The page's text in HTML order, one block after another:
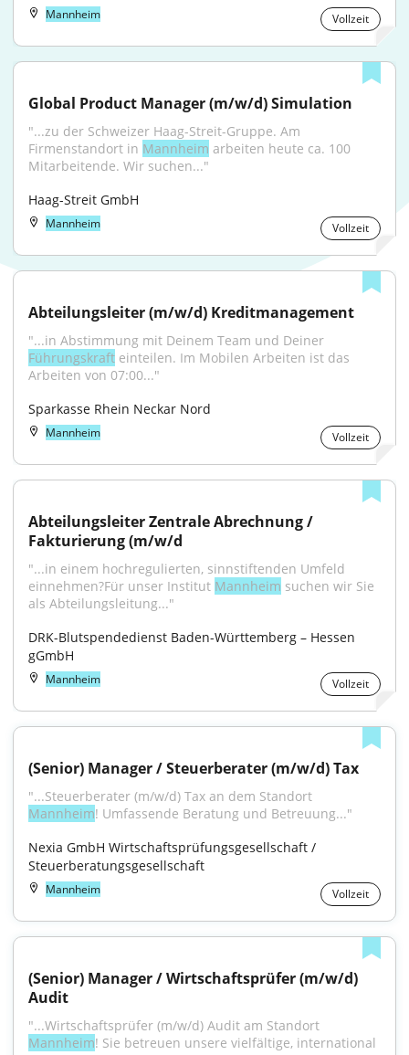
Mannheim Vollzeit
Global Product Manager (m/w/d) Simulation
"...zu der Schweizer Haag-Streit-Gruppe. Am
Firmenstandort in Mannheim arbeiten heute ca. 100
Mitarbeitende. Wir suchen..."
Haag-Streit GmbH
Mannheim Vollzeit
Abteilungsleiter (m/w/d) Kreditmanagement
Führungskraft einteilen. Im Mobilen Arbeiten ist das
Arbeiten von 07:00..."
Sparkasse Rhein Neckar Nord
Mannheim Vollzeit
Abteilungsleiter Zentrale Abrechnung /
Fakturierung (m/w/d
"...in einem hochregulierten, sinnstiftenden Umfeld
einnehmen?Für unser Institut Mannheim suchen wir Sie
als Abteilungsleitung..."
DRK-Blutspendedienst Baden-Württemberg – Hessen
gGmbH
Mannheim Vollzeit
(Senior) Manager / Steuerberater (m/w/d) Tax
Mannheim! Umfassende Beratung und Betreuung..."
Nexia GmbH Wirtschaftsprüfungsgesellschaft /
Steuerberatungsgesellschaft
Mannheim Vollzeit
(Senior) Manager / Wirtschaftsprüfer (m/w/d)
Audit
Mannheim! Sie betreuen unsere vielfältige, international